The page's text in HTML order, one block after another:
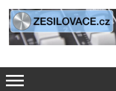
content